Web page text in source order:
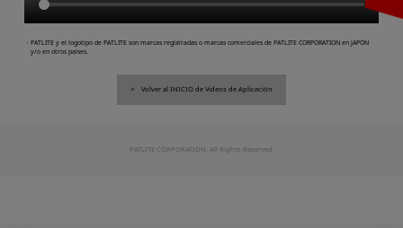
・PATLITE y el logotipo de PATLITE son marcas registradas o marcas comerciales de PATLITE CORPORATION en JAPÓN
y/o en otros países.
Volver al INICIO de Videos de Aplicación
PATLITE CORPORATION. All Rights Reserved.